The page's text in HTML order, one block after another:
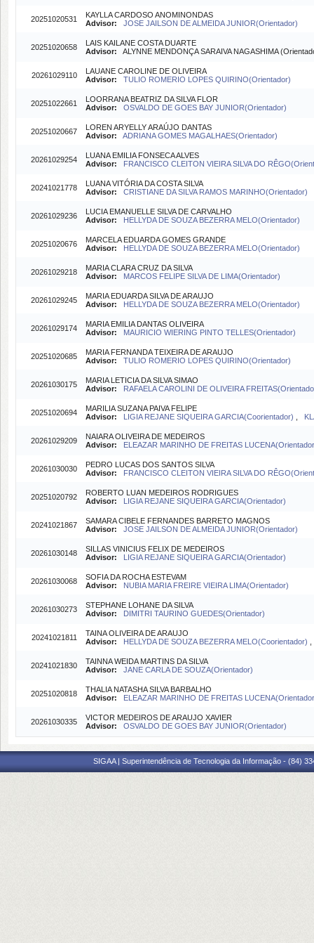
20251020531
KAYLLA CARDOSO ANOMINONDAS
Advisor:
JOSE JAILSON DE ALMEIDA JUNIOR(Orientador)
20251020658
LAIS KAILANE COSTA DUARTE
Advisor: ALYNNE MENDONÇA SARAIVA NAGASHIMA
20261029110
LAUANE CAROLINE DE OLIVEIRA
Advisor:
TULIO ROMERIO LOPES QUIRINO(Orientador)
20251022661
LOORRANA BEATRIZ DA SILVA FLOR
Advisor:
OSVALDO DE GOES BAY JUNIOR(Orientador)
20251020667
LOREN ARYELLY ARAÚJO DANTAS
Advisor:
ADRIANA GOMES MAGALHAES(Orientador)
20261029254
LUANA EMILIA FONSECA ALVES
Advisor:
FRANCISCO CLEITON VIEIRA SILVA DO
20241021778
LUANA VITÓRIA DA COSTA SILVA
Advisor:
CRISTIANE DA SILVA RAMOS MARINHO(Orientador)
20261029236
LUCIA EMANUELLE SILVA DE CARVALHO
Advisor:
HELLYDA DE SOUZA BEZERRA MELO(Orientador)
20251020676
MARCELA EDUARDA GOMES GRANDE
Advisor:
HELLYDA DE SOUZA BEZERRA MELO(Orientador)
20261029218
MARIA CLARA CRUZ DA SILVA
Advisor:
MARCOS FELIPE SILVA DE LIMA(Orientador)
20261029245
MARIA EDUARDA SILVA DE ARAUJO
Advisor:
HELLYDA DE SOUZA BEZERRA MELO(Orientador)
20261029174
MARIA EMILIA DANTAS OLIVEIRA
Advisor:
MAURICIO WIERING PINTO TELLES(Orientador)
20251020685
MARIA FERNANDA TEIXEIRA DE ARAUJO
Advisor:
TULIO ROMERIO LOPES QUIRINO(Orientador)
20261030175
MARIA LETICIA DA SILVA SIMAO
Advisor:
RAFAELA CAROLINI DE OLIVEIRA
20251020694
MARILIA SUZANA PAIVA FELIPE
Advisor:
LIGIA REJANE SIQUEIRA GARCIA(Coorientador)
20261029209
NAIARA OLIVEIRA DE MEDEIROS
Advisor:
ELEAZAR MARINHO DE FREITAS
20261030030
PEDRO LUCAS DOS SANTOS SILVA
Advisor:
FRANCISCO CLEITON VIEIRA SILVA DO
20251020792
ROBERTO LUAN MEDEIROS RODRIGUES
Advisor:
LIGIA REJANE SIQUEIRA GARCIA(Orientador)
20241021867
SAMARA CIBELE FERNANDES BARRETO MAGNOS
Advisor:
JOSE JAILSON DE ALMEIDA JUNIOR(Orientador)
20261030148
SILLAS VINICIUS FELIX DE MEDEIROS
Advisor:
LIGIA REJANE SIQUEIRA GARCIA(Orientador)
20261030068
SOFIA DA ROCHA ESTEVAM
Advisor:
NUBIA MARIA FREIRE VIEIRA LIMA(Orientador)
20261030273
STEPHANE LOHANE DA SILVA
Advisor:
DIMITRI TAURINO GUEDES(Orientador)
20241021811
TAINA OLIVEIRA DE ARAUJO
Advisor:
HELLYDA DE SOUZA BEZERRA MELO(Coorientador)
20241021830
TAINNA WEIDA MARTINS DA SILVA
Advisor:
JANE CARLA DE SOUZA(Orientador)
20251020818
THALIA NATASHA SILVA BARBALHO
Advisor:
ELEAZAR MARINHO DE FREITAS
20261030335
VICTOR MEDEIROS DE ARAUJO XAVIER
Advisor:
OSVALDO DE GOES BAY JUNIOR(Orientador)
SIGAA | Superintendência de Tecnologia da Informação - (84)